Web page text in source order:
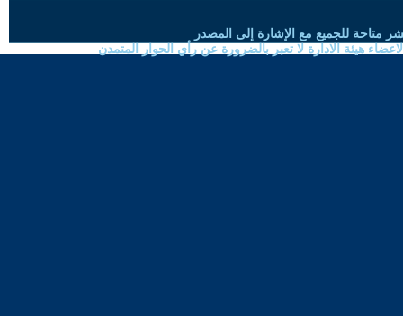
متاحة للجميع مع الإشارة إلى المصدر
هيئة الادارة لا تعبر بالضرورة عن رأي الحوار المتمدن